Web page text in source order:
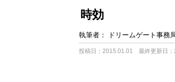
時効
執筆者： ドリームゲート事務
投稿日：2015.01.01 最終更新日：